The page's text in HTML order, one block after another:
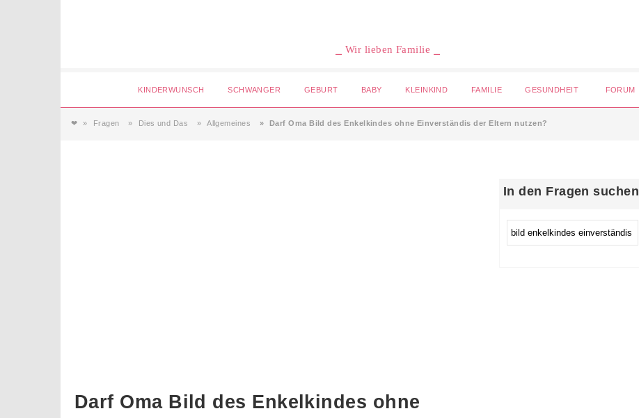
⎯ Wir lieben Familie ⎯
KINDERWUNSCH SCHWANGER GEBURT BABY KLEINKIND FAMILIE GESUNDHEIT FORUM
❤ Fragen Dies und Das Allgemeines Darf Oma Bild des Enkelkindes ohne Einverständis der Eltern nutzen?
Darf Oma Bild des Enkelkindes ohne
In den Fragen suchen